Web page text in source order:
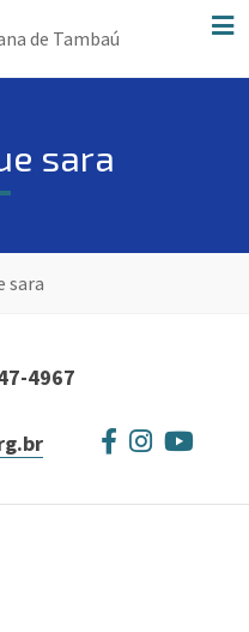
sara
sara
4967